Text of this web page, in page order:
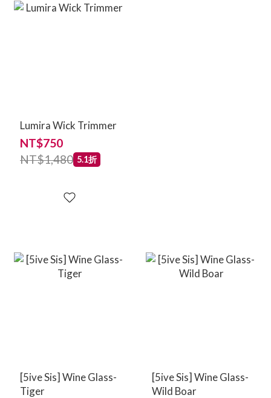
Lumira Wick Trimmer
NT$750
NT$1,480 5.1折
[5ive Sis] Wine Glass-
Tiger
[5ive Sis] Wine Glass-
Wild Boar